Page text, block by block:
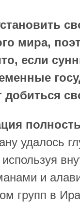
мира,
если
добиться
удалось
и
групп в